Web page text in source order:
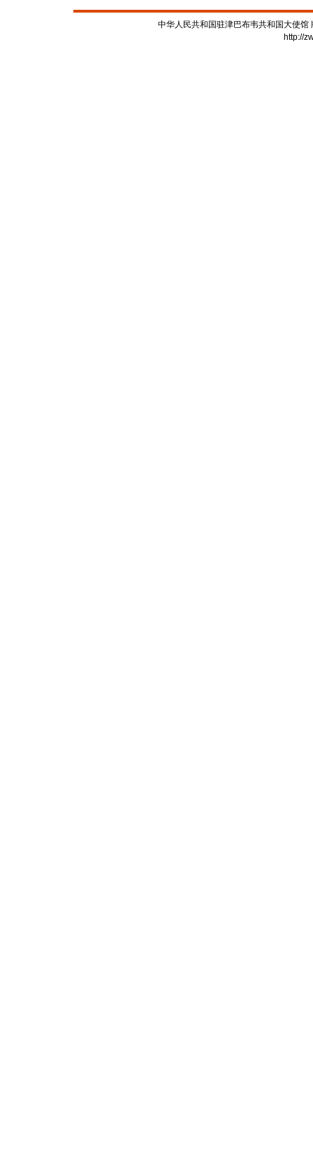
中华人民共和国驻津巴布韦共和国大使
http://